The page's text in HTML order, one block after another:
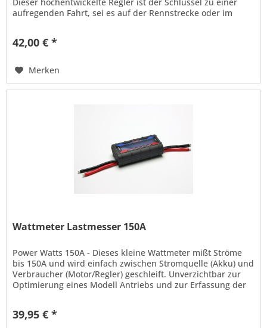
aufregenden Fahrt, sei es auf der Rennstrecke oder im
42,00 € *
Merken
Wattmeter Lastmesser 150A
Power Watts 150A - Dieses kleine Wattmeter mißt Ströme
bis 150A und wird einfach zwischen Stromquelle (Akku) und
Verbraucher (Motor/Regler) geschleift. Unverzichtbar zur
Optimierung eines Modell Antriebs und zur Erfassung der
39,95 € *